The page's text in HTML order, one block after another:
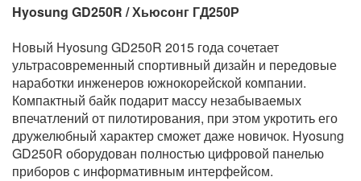
Hyosung GD250R / Хьюсонг ГД250Р
Новый Hyosung GD250R 2015 года сочетает
ультрасовременный спортивный дизайн и передовые
наработки инженеров южнокорейской компании.
Компактный байк подарит массу незабываемых
впечатлений от пилотирования, при этом укротить его
дружелюбный характер сможет даже новичок. Hyosung
GD250R оборудован полностью цифровой панелью
приборов с информативным интерфейсом.